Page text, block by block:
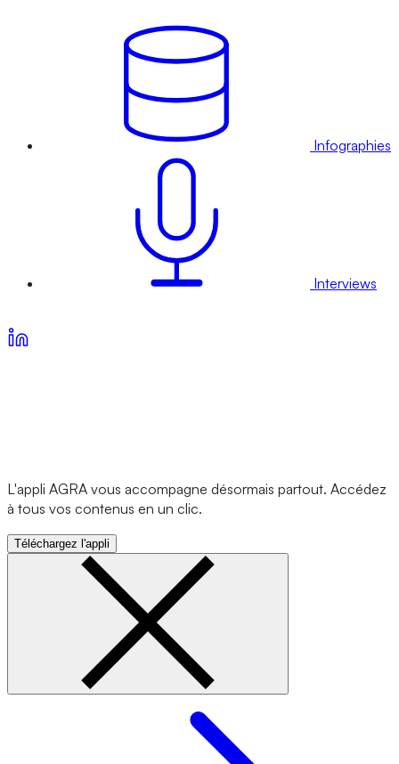
Infographies
Interviews
L'appli AGRA vous accompagne désormais partout. Accédez
à tous vos contenus en un clic.
Téléchargez l'appli